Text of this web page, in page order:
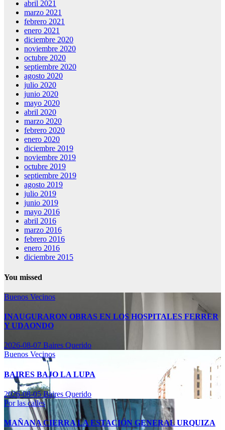
abril 2021
marzo 2021
febrero 2021
enero 2021
diciembre 2020
noviembre 2020
octubre 2020
septiembre 2020
agosto 2020
julio 2020
junio 2020
mayo 2020
abril 2020
marzo 2020
febrero 2020
enero 2020
diciembre 2019
noviembre 2019
octubre 2019
septiembre 2019
agosto 2019
julio 2019
junio 2019
mayo 2016
abril 2016
marzo 2016
febrero 2016
enero 2016
diciembre 2015
You missed
Buenos Vecinos
INAUGURARON OBRAS EN LOS HOSPITALES FERRER
Y UDAONDO
2026-08-07 Baires Querido
Buenos Vecinos
BAIRES BAJO LA LUPA
2026-08-05Baires Querido
Por las calles
MAÑANA CIERRA LA ESTACIÓN GENERAL URQUIZA